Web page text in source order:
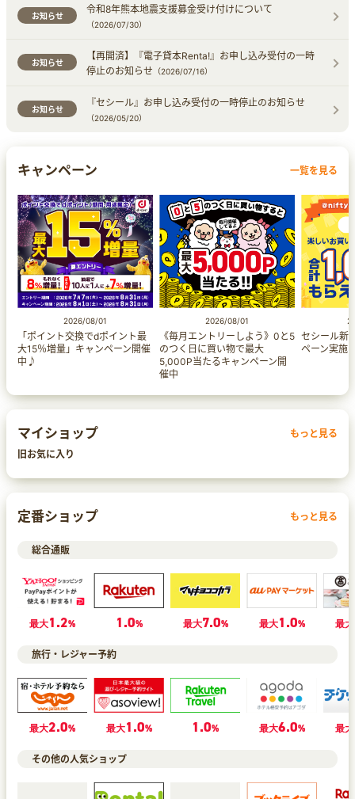
お知らせ
令和8年熊本地震支援募金受け付けについて
（2026/07/30）
お知らせ
【再開済】『電子貸本Renta!』お申し込み受付の一時
停止のお知らせ （2026/07/16）
お知らせ
『セシール』お申し込み受付の一時停止のお知らせ
（2026/05/20）
キャンペーン 一覧を見る
2026/08/01
「ポイント交換でdポイント最
大15％増量」キャンペーン​開催
中♪
2026/08/01
《毎月エントリーしよう》0と5
のつく日に買い物で最大
5,000P当たるキャンペーン開
催中
セシール新
ペーン実施
マイショップ
もっと見る
旧お気に入り
定番ショップ もっと見る
総合通販
最大1.2% 1.0% 最大7.0% 最大1.0% 最大
旅行・レジャー予約
最大2.0% 最大1.0% 1.0% 最大6.0% 最大
その他の人気ショップ